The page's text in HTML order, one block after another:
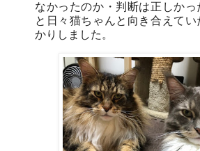
なかったのか・判断は正しかっ
と日々猫ちゃんと向き合えて
かりしました。